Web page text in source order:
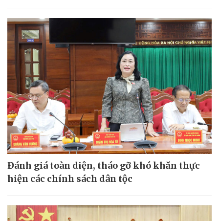
Đánh giá toàn diện, tháo gỡ khó khăn thực
hiện các chính sách dân tộc